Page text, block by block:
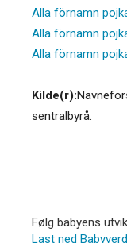
Alla förnamn
Alla förnamn
Alla förnamn
Kilde(r):
sentralbyrå.
Følg babyens
Last ned